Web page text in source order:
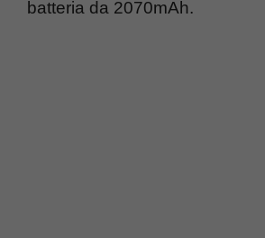
batteria da 2070mAh.